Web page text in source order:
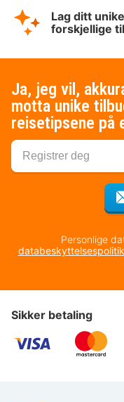
Lag ditt
forskjellige
Ja, jeg vil,
motta unike
reisetipsene på
Personlige
Sikker betaling